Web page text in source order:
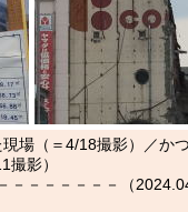
場（＝4/18撮影）／か
撮影）
－－－－－－－（